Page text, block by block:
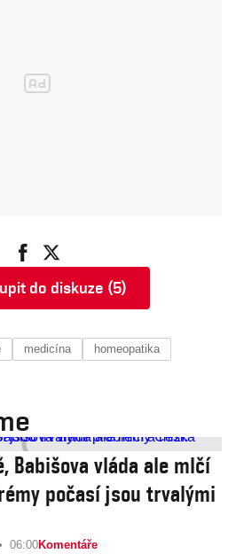
do diskuze (5)
medicína
homeopatika
Babišova vláda ale mlčí
počasí jsou trvalými
06:00Komentáře